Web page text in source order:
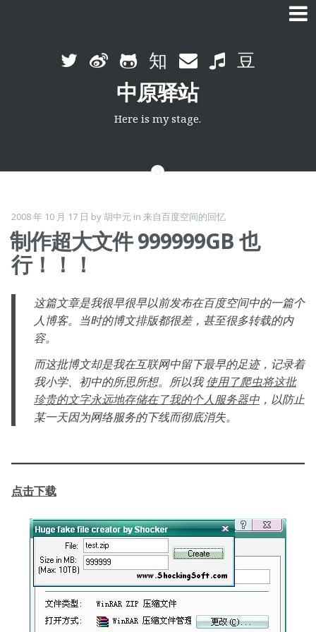
Skip
中原驿站
Here is my stage.
2008 年 10 月 17 日 by胡中元 in 来自百度空间的回忆
制作超大文件 999999GB 也
行！！！
这篇文章是我很早很早以前发布在百度空间中的一篇个
人博客。当时的博文排版都很差，甚至很多转载的内
容。
而这批博文却是我在互联网中留下最早的足迹，记录着
我小学、初中的所思所想。所以我使用了爬虫将这批
珍贵的文字永远地存储在了我的个人服务器中，以防止
某一天因为网络服务的下线而彻底消失。
点击下载